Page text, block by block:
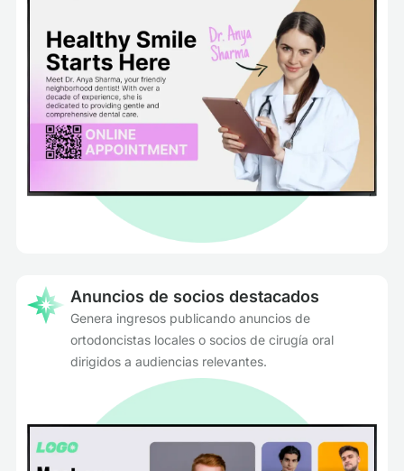
Anuncios de socios destacados
Genera ingresos publicando anuncios de
ortodoncistas locales o socios de cirugía oral
dirigidos a audiencias relevantes.